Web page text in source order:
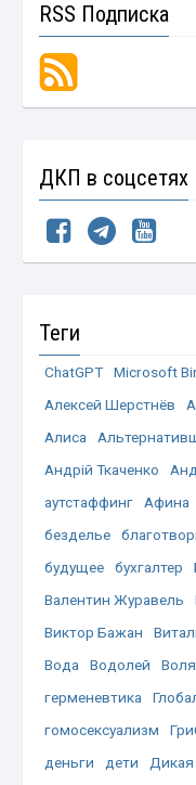
RSS Подписка
ДКП в соцсетях
Теги
ChatGPT Microsoft
Алексей Шерстнёв
Алиса
Андрій Ткаченко
аутстаффинг
Афина
безделье
будущее
бухгалтер
Валентин Журавель
Виктор Бажан
Вода
Водолей Воля
герменевтика
гомосексуализм
деньги
дети